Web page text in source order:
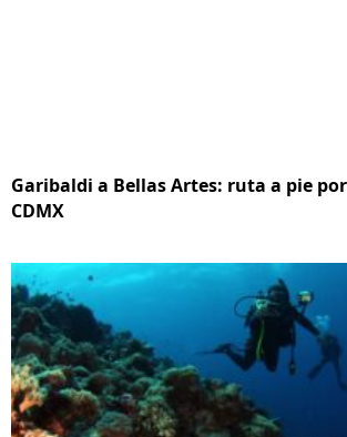
Garibaldi a Bellas Artes: ruta a pie
CDMX